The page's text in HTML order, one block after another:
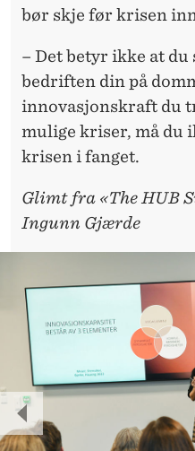
bør skje før krisen
– Det betyr ikke at du
bedriften din på
innovasjonskraft du
mulige kriser, må du
krisen i fanget.
Glimt fra «The HUB
Ingunn Gjærde
P
R